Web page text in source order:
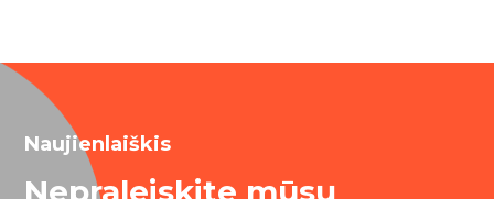
Naujienlaiškis
Nepraleiskite mūsų